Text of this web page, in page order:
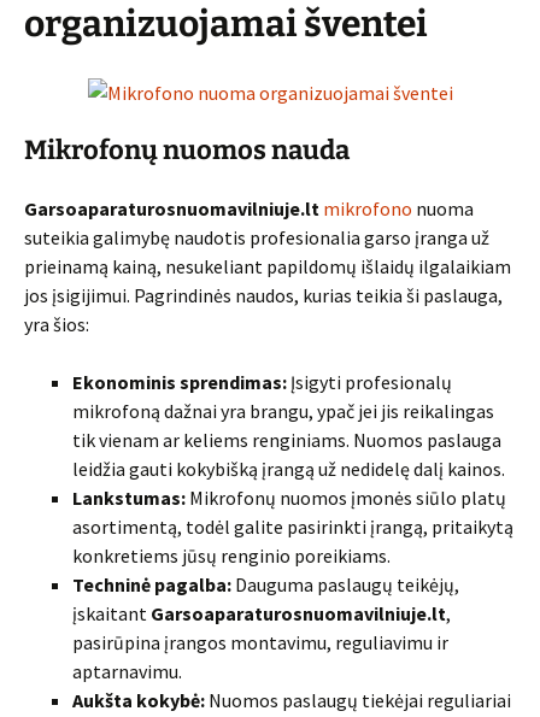
organizuojamai šventei
Mikrofonų nuomos nauda
Garsoaparaturosnuomavilniuje.lt mikrofono nuoma
suteikia galimybę naudotis profesionalia garso įranga už
prieinamą kainą, nesukeliant papildomų išlaidų ilgalaikiam
jos įsigijimui. Pagrindinės naudos, kurias teikia ši paslauga,
yra šios:
Ekonominis sprendimas: Įsigyti profesionalų
mikrofoną dažnai yra brangu, ypač jei jis reikalingas
tik vienam ar keliems renginiams. Nuomos paslauga
leidžia gauti kokybišką įrangą už nedidelę dalį kainos.
Lankstumas: Mikrofonų nuomos įmonės siūlo platų
asortimentą, todėl galite pasirinkti įrangą, pritaikytą
konkretiems jūsų renginio poreikiams.
Techninė pagalba: Dauguma paslaugų teikėjų,
įskaitant Garsoaparaturosnuomavilniuje.lt,
pasirūpina įrangos montavimu, reguliavimu ir
aptarnavimu.
Aukšta kokybė: Nuomos paslaugų tiekėjai reguliariai